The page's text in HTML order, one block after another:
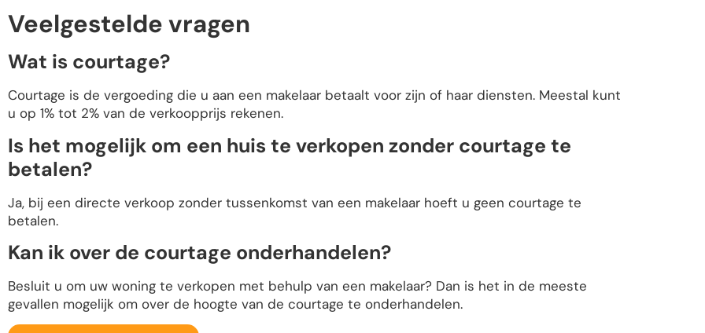
Veelgestelde vragen
Wat is courtage?
Courtage is de vergoeding die u aan een makelaar betaalt voor zijn of haar diensten. Meestal kunt
u op 1% tot 2% van de verkoopprijs rekenen.
Is het mogelijk om een huis te verkopen zonder courtage te
betalen?
Ja, bij een directe verkoop zonder tussenkomst van een makelaar hoeft u geen courtage te
betalen.
Kan ik over de courtage onderhandelen?
Besluit u om uw woning te verkopen met behulp van een makelaar? Dan is het in de meeste
gevallen mogelijk om over de hoogte van de courtage te onderhandelen.